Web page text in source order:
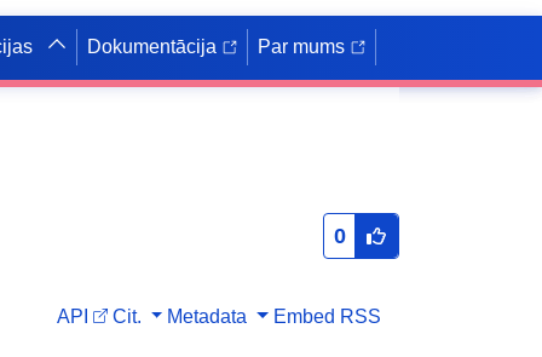
Dokumentācija Par mums
0
API Cit. Metadata Embed RSS